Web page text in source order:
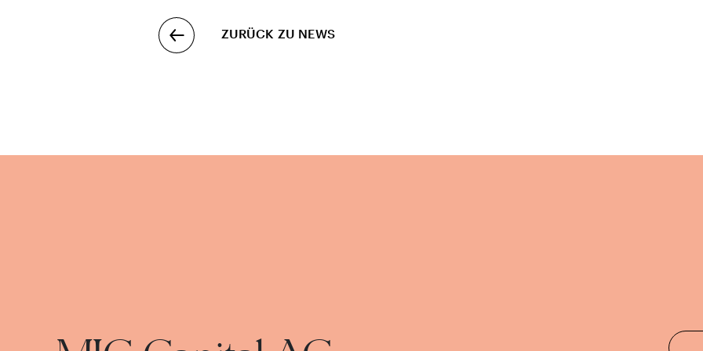
ZURÜCK ZU NEWS